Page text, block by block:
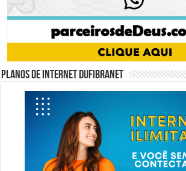
Planos de internet DUFIBRANET